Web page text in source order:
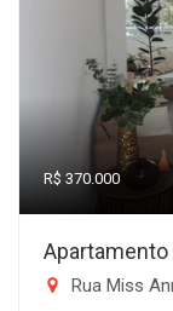
R$ 370.000
Apartamento
Rua Miss Anne